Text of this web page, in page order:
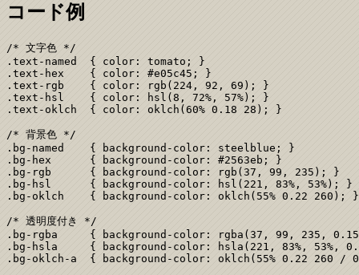
コード例
/* 文字色 */
.text-named  { color: tomato; }
.text-hex    { color: #e05c45; }
.text-rgb    { color: rgb(224, 92, 69); }
.text-hsl    { color: hsl(8, 72%, 57%); }
.text-oklch  { color: oklch(60% 0.18 28); }
/* 背景色 */
.bg-named    { background-color: steelblue; }
.bg-hex      { background-color: #2563eb; }
.bg-rgb      { background-color: rgb(37, 99, 235); }
.bg-hsl      { background-color: hsl(221, 83%, 53%); }
.bg-oklch    { background-color: oklch(55% 0.22 260); }
/* 透明度付き */
.bg-rgba     { background-color: rgba(37, 99, 235,
.bg-hsla     { background-color: hsla(221, 83%, 53%,
.bg-oklch-a  { background-color: oklch(55% 0.22 260 /